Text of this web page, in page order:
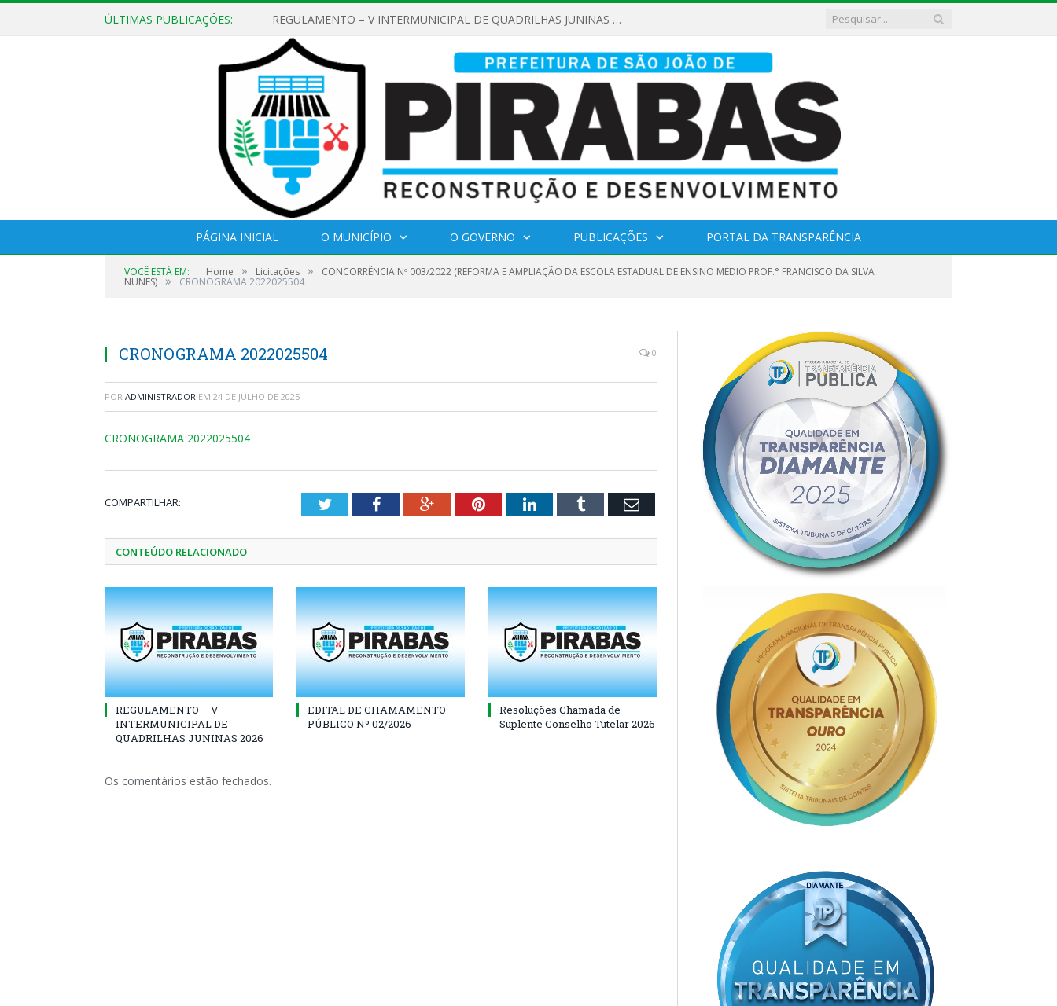
ÚLTIMAS PUBLICAÇÕES:
PÁGINA INICIAL O MUNICÍPIO O GOVERNO PUBLICAÇÕES PORTAL DA TRANSPARÊNCIA
VOCÊ ESTÁ EM: Home » Licitações » CONCORRÊNCIA Nº 003/2022 (REFORMA E AMPLIAÇÃO DA ESCOLA ESTADUAL DE ENSINO MÉDIO PROF.° FRANCISCO DA SILVA
NUNES) » CRONOGRAMA 2022025504
CRONOGRAMA 2022025504 0
POR ADMINISTRADOR EM 24 DE JULHO DE 2025
CRONOGRAMA 2022025504
COMPARTILHAR: TwitterFacebookGoogle+PinterestLinkedInTumblr Email
CONTEÚDO RELACIONADO
REGULAMENTO – V
INTERMUNICIPAL DE
QUADRILHAS JUNINAS 2026
EDITAL DE CHAMAMENTO
PÚBLICO Nº 02/2026
Resoluções Chamada de
Suplente Conselho Tutelar 2026
Os comentários estão fechados.